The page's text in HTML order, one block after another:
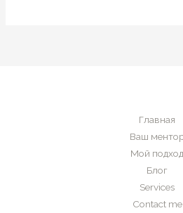
Главная
Ваш
Мой подход
Блог
Services
Contact me